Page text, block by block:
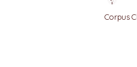
Corpus